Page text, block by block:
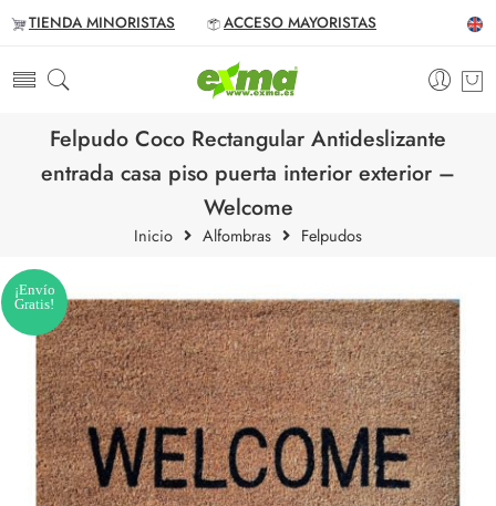
TIENDA MINORISTAS ACCESO MAYORISTAS
Felpudo Coco Rectangular Antideslizante
entrada casa piso puerta interior exterior –
Welcome
Inicio Alfombras Felpudos
¡Envío
Gratis!